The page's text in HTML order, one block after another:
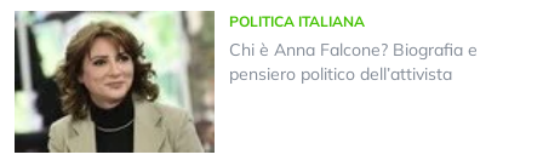
POLITICA ITALIANA
Chi è Anna Falcone? Biografia e
pensiero politico dell’attivista